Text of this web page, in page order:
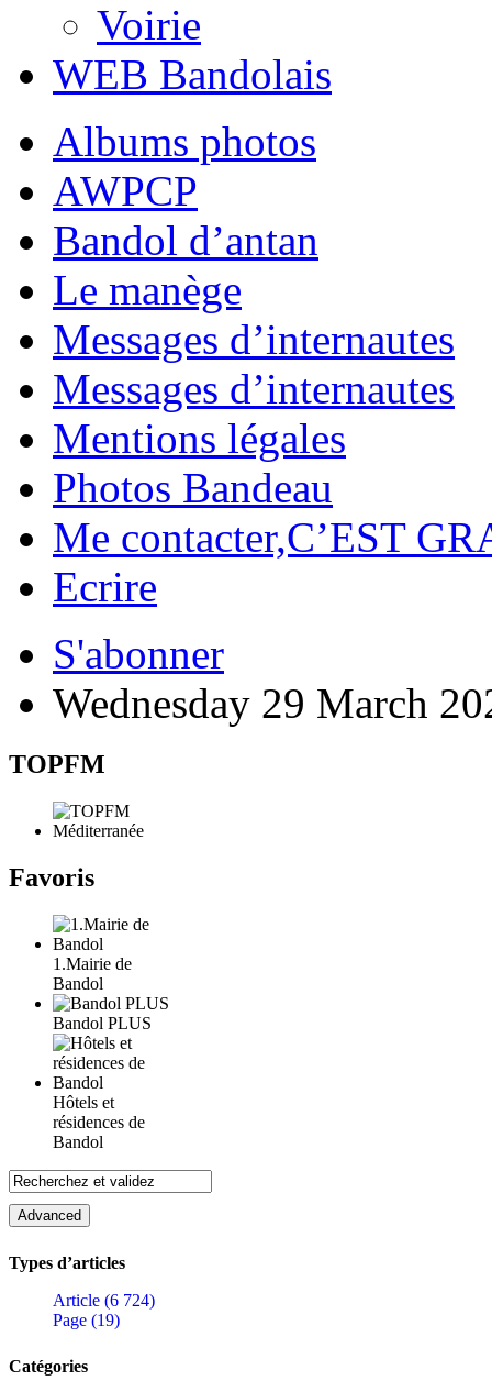
Voirie
WEB Bandolais
Albums photos
AWPCP
Bandol d’antan
Le manège
Messages d’internautes
Messages d’internautes
Mentions légales
Photos Bandeau
Me contacter,C’EST
Ecrire
S'abonner
Wednesday 29 March
TOPFM
Favoris
1.Mairie de
Bandol
Bandol PLUS
Hôtels et
résidences de
Bandol
Types d’articles
Article (6 724)
Page (19)
Catégories